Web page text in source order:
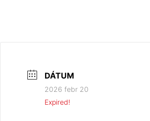
DÁTUM
2026 febr 20
Expired!